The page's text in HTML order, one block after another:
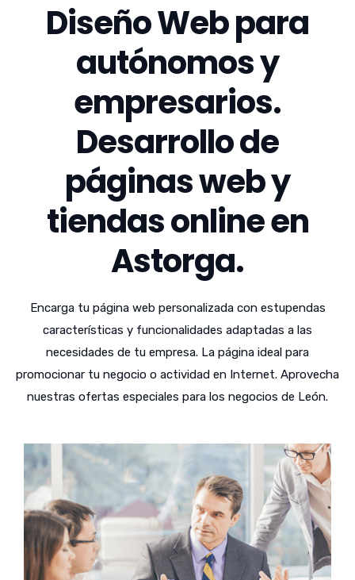
Diseño Web para
autónomos y
empresarios.
Desarrollo de
páginas web y
tiendas online en
Astorga.
Encarga tu página web personalizada con estupendas
características y funcionalidades adaptadas a las
necesidades de tu empresa. La página ideal para
promocionar tu negocio o actividad en Internet. Aprovecha
nuestras ofertas especiales para los negocios de León.